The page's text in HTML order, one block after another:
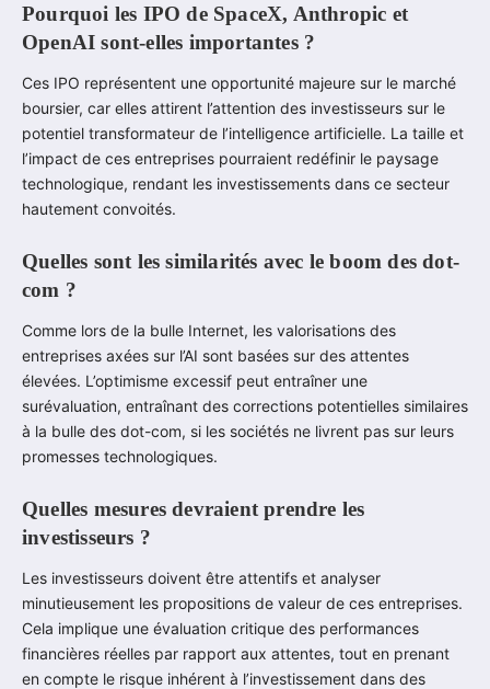
Pourquoi les IPO de SpaceX, Anthropic et
OpenAI sont-elles importantes ?
Ces IPO représentent une opportunité majeure sur le marché
boursier, car elles attirent l’attention des investisseurs sur le
potentiel transformateur de l’intelligence artificielle. La taille et
l’impact de ces entreprises pourraient redéfinir le paysage
technologique, rendant les investissements dans ce secteur
hautement convoités.
Quelles sont les similarités avec le boom des dot-
com ?
Comme lors de la bulle Internet, les valorisations des
entreprises axées sur l’AI sont basées sur des attentes
élevées. L’optimisme excessif peut entraîner une
surévaluation, entraînant des corrections potentielles similaires
à la bulle des dot-com, si les sociétés ne livrent pas sur leurs
promesses technologiques.
Quelles mesures devraient prendre les
investisseurs ?
Les investisseurs doivent être attentifs et analyser
minutieusement les propositions de valeur de ces entreprises.
Cela implique une évaluation critique des performances
financières réelles par rapport aux attentes, tout en prenant
en compte le risque inhérent à l’investissement dans des